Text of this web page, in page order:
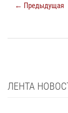
← Предыдущая
ЛЕНТА